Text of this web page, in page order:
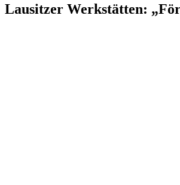
Lausitzer Werkstätten: